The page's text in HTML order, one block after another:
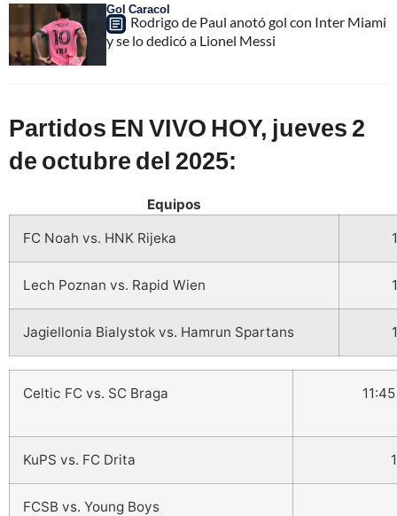
Gol Caracol
Rodrigo de Paul anotó gol con Inter Miami
y se lo dedicó a Lionel Messi
Partidos EN VIVO HOY, jueves 2
de octubre del 2025:
Equipos
FC Noah vs. HNK Rijeka
Lech Poznan vs. Rapid Wien
Jagiellonia Bialystok vs. Hamrun Spartans
Celtic FC vs. SC Braga
KuPS vs. FC Drita
FCSB vs. Young Boys